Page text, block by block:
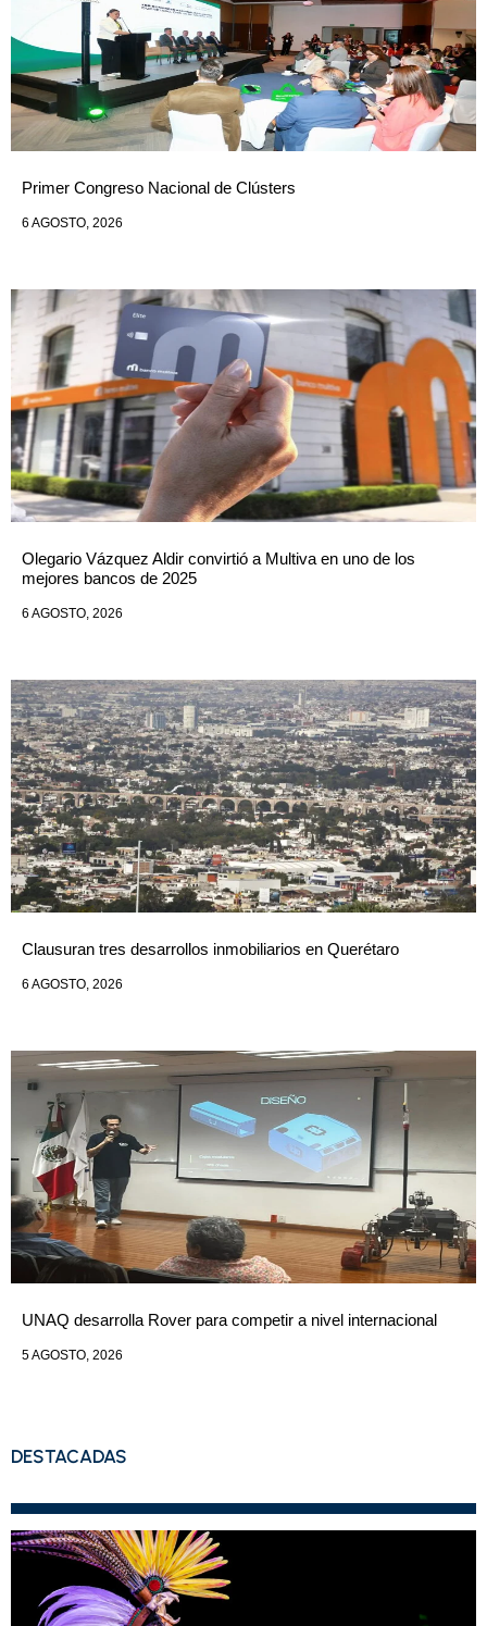
Primer Congreso Nacional de Clústers
6 AGOSTO, 2026
Olegario Vázquez Aldir convirtió a Multiva en uno de los
mejores bancos de 2025
6 AGOSTO, 2026
Clausuran tres desarrollos inmobiliarios en Querétaro
6 AGOSTO, 2026
UNAQ desarrolla Rover para competir a nivel internacional
5 AGOSTO, 2026
DESTACADAS